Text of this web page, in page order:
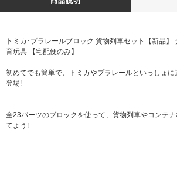
トミカ･プラレールブロック 貨物列車セット【新品】
育玩具 【宅配便のみ】
初めてでも簡単で、トミカやプラレールといっしょ
登場!
全23パーツのブロックを使って、貨物列車やコンテ
てよう!